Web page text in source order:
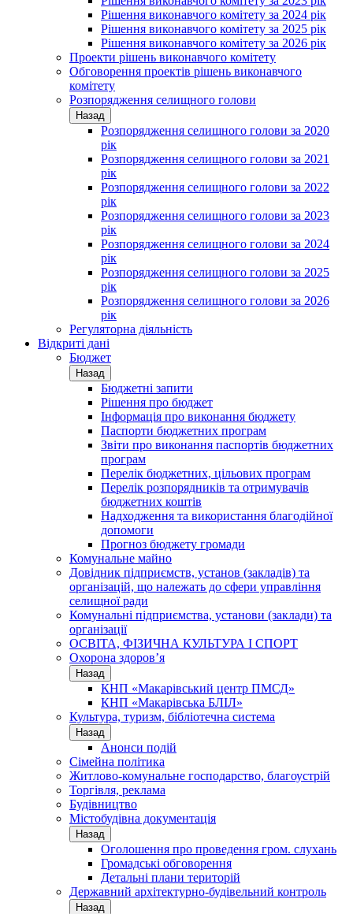
Рішення виконавчого комітету за 2024 рік
Рішення виконавчого комітету за 2025 рік
Рішення виконавчого комітету за 2026 рік
Проекти рішень виконавчого комітету
Обговорення проектів рішень виконавчого
комітету
Розпорядження селищного голови
Назад
Розпорядження селищного голови за 2020
рік
Розпорядження селищного голови за 2021
рік
Розпорядження селищного голови за 2022
рік
Розпорядження селищного голови за 2023
рік
Розпорядження селищного голови за 2024
рік
Розпорядження селищного голови за 2025
рік
Розпорядження селищного голови за 2026
рік
Регуляторна діяльність
Відкриті дані
Бюджет
Назад
Бюджетні запити
Рішення про бюджет
Інформація про виконання бюджету
Паспорти бюджетних програм
Звіти про виконання паспортів бюджетних
програм
Перелік бюджетних, цільових програм
Перелік розпорядників та отримувачів
бюджетних коштів
Надходження та використання благодійної
допомоги
Прогноз бюджету громади
Комунальне майно
Довідник підприємств, установ (закладів) та
організацій, що належать до сфери управління
селищної ради
Комунальні підприємства, установи (заклади) та
організації
ОСВІТА, ФІЗИЧНА КУЛЬТУРА І СПОРТ
Охорона здоров’я
Назад
КНП «Макарівський центр ПМСД»
КНП «Макарівська БЛІЛ»
Культура, туризм, бібліотечна система
Назад
Анонси подій
Сімейна політика
Житлово-комунальне господарство, благоустрій
Торгівля, реклама
Будівництво
Містобудівна документація
Назад
Оголошення про проведення гром. слухань
Громадські обговорення
Детальні плани територій
Державний архітектурно-будівельний контроль
Назад